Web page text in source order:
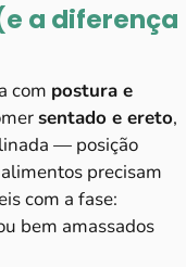
a diferença
com postura e
sentado e ereto,
— posição
precisam
com a fase:
bem amassados